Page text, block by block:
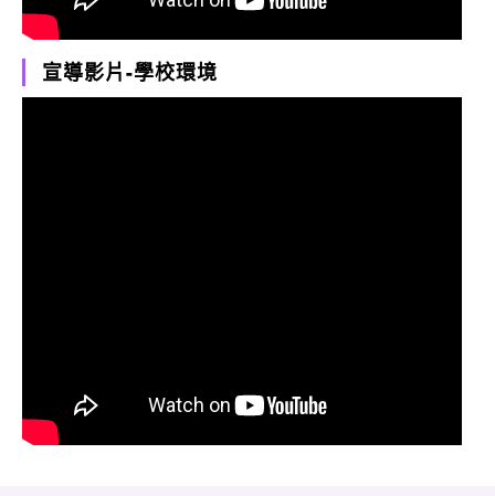
宣導影片-學校環境